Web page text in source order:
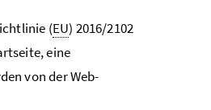
(EU) 2016/2102
eine
von der Web-